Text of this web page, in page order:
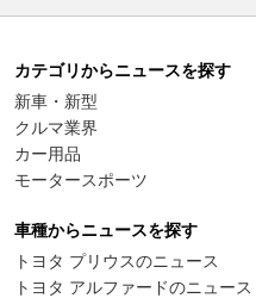
カテゴリからニュースを探す
新車・新型
クルマ業界
カー用品
モータースポーツ
車種からニュースを探す
トヨタ プリウスのニュース
トヨタ アルファードのニュース